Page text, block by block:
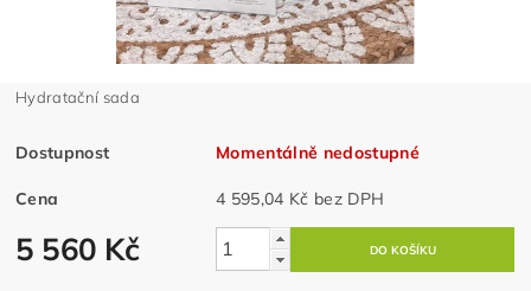
Hydratační sada
Dostupnost Momentálně nedostupné
Cena 4 595,04 Kč bez DPH
5 560 Kč